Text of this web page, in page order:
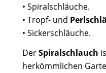
• Spiralschläuche.
• Tropf- und
• Sickerschläuche.
DerSpiralschlauch
herkömmlichen